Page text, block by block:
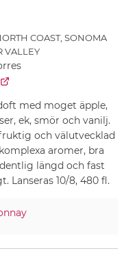
COAST, SONOMA
VALLEY
med moget äpple,
ek, smör och vanilj.
och välutvecklad
aromer, bra
längd och fast
Lanseras 10/8, 480 fl.